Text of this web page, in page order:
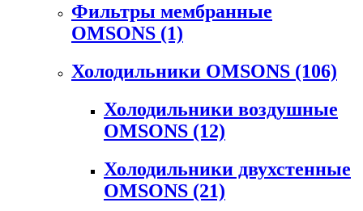
Фильтры мембранные
OMSONS (1)
Холодильники OMSONS (106)
Холодильники воздушные
OMSONS (12)
Холодильники двухстенные
OMSONS (21)